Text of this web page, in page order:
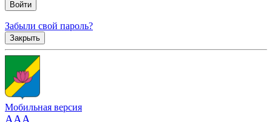
Забыли свой пароль?
Закрыть
Мобильная версия